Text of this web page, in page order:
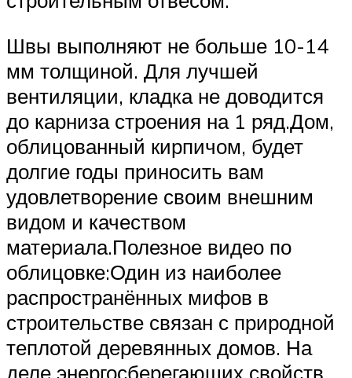
Швы выполняют не больше 10-14
мм толщиной. Для лучшей
вентиляции, кладка не доводится
до карниза строения на 1 ряд.Дом,
облицованный кирпичом, будет
долгие годы приносить вам
удовлетворение своим внешним
видом и качеством
материала.Полезное видео по
облицовке:Один из наиболее
распространённых мифов в
строительстве связан с природной
теплотой деревянных домов. На
деле энергосберегающих свойств